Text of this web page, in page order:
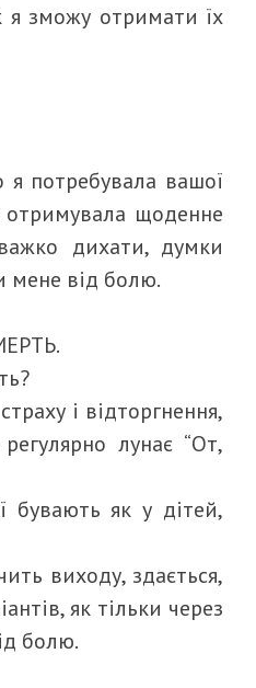
я зможу отримати їх
потребувала вашої
отримувала щоденне
дихати, думки
мене від болю.
і відторгнення,
лунає “От,
бувають як у дітей,
виходу, здається,
як тільки через
болю.